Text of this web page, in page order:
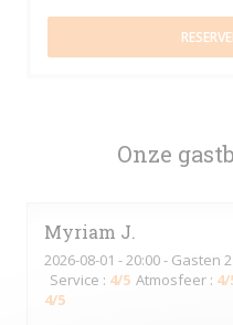
Onze
Myriam J
2026-08-01 - 20:00 - Gasten 2
Service : 4/5 Atmosfeer : 4/
4/5